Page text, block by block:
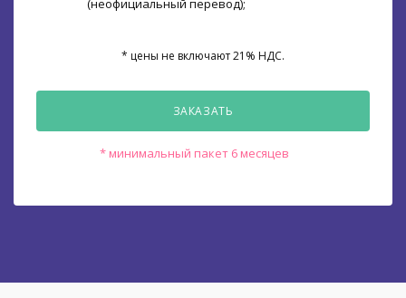
(неофициальный перевод);
* цены не включают 21% НДС.
ЗАКАЗАТЬ
* минимальный пакет 6 месяцев